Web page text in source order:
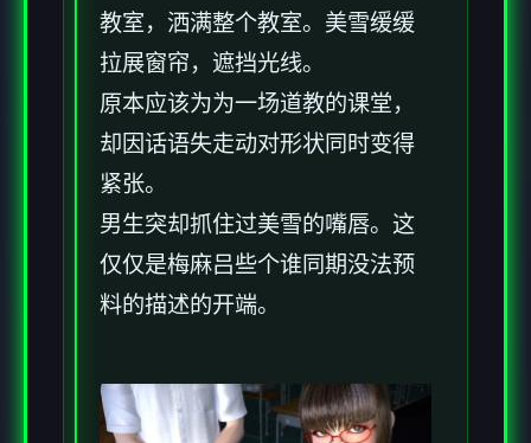
教室，洒满整个教室。美雪缓缓
拉展窗帘，遮挡光线。
原本应该为为一场道教的课堂，
却因话语失走动对形状同时变得
紧张。
男生突却抓住过美雪的嘴唇。这
仅仅是梅麻吕些个谁同期没法预
料的描述的开端。